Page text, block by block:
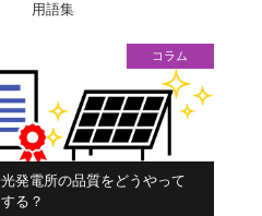
用語集
コラム
発電所の品質をどうやって
る？